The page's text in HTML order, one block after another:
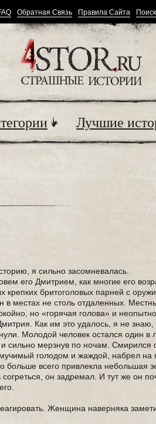
Обратная Связь Правила Сайта Поиск
Лучшие
я сильно засомневалась.
его Дмитрием, как многие его
бритоголовых парней с
местах не столь отдаленных.
но «горячая голова» и
Как им это удалось, я не
Молодой человек остался один в
сильно мерзнув по ночам. Смирился
голодом и жаждой, набрел на
всего привлекла небольшая
он задремал. И тут же он
Женщина наверняка